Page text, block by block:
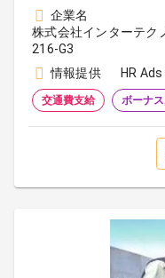
企業名
株式会社インターテク
216-G3
情報提供
HR
交通費支給 ボーナ